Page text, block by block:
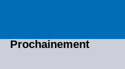
Prochainement